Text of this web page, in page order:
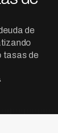
de
tasas de